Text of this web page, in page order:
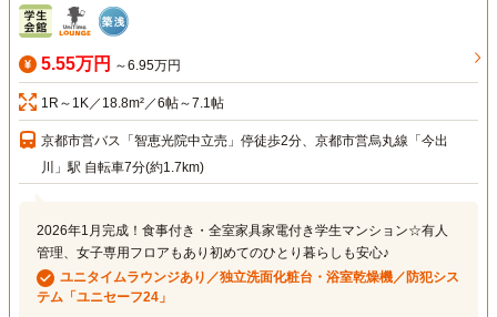
5.55万円 ～6.95万円
1R～1K／18.8m²／6帖～7.1帖
京都市営バス「智恵光院中立売」停徒歩2分、京都市営烏丸線「今出
川」駅 自転車7分(約1.7km)
2026年1月完成！食事付き・全室家具家電付き学生マンション☆有人
管理、女子専用フロアもあり初めてのひとり暮らしも安心♪
ユニタイムラウンジあり／独立洗面化粧台・浴室乾燥機／防犯シス
テム「ユニセーフ24」